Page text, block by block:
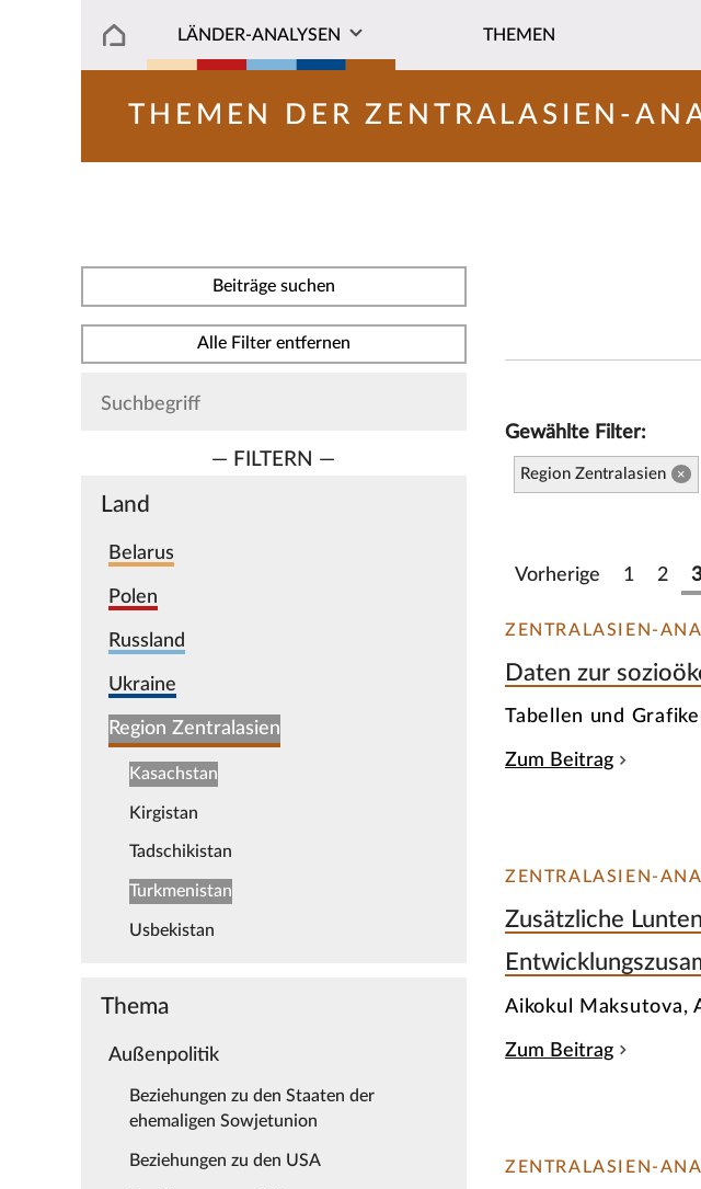
LÄNDER-ANALYSEN THEMEN
THEMEN DER ZENTRALASIEN-
Beiträge suchen
Alle Filter entfernen
— FILTERN —
Land
Belarus
Polen
Russland
Ukraine
Region Zentralasien
Kasachstan
Kirgistan
Tadschikistan
Turkmenistan
Usbekistan
Thema
Außenpolitik
Beziehungen zu den Staaten der
ehemaligen Sowjetunion
Beziehungen zu den USA
Gewählte Filter:
Region Zentralasien ×
Vorherige 1 2
ZENTRALASIEN-
Daten zur
Tabellen und
Zum Beitrag
ZENTRALASIEN-
Zusätzliche
Aikokul Maksutova,
Zum Beitrag
ZENTRALASIEN-